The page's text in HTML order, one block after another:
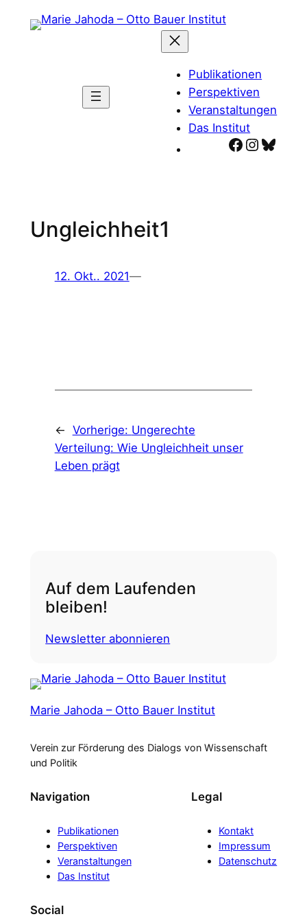
Inhalt
Publikationen
Perspektiven
Veranstaltungen
Das Institut
Facebook
Ungleichheit1
12. Okt.. 2021—
← Vorherige: Ungerechte
Verteilung: Wie Ungleichheit unser
Leben prägt
Auf dem Laufenden
bleiben!
Newsletter abonnieren
Marie Jahoda – Otto Bauer Institut
Verein zur Förderung des Dialogs von Wissenschaft
und Politik
Navigation
Publikationen
Perspektiven
Veranstaltungen
Das Institut
Legal
Kontakt
Impressum
Datenschutz
Social